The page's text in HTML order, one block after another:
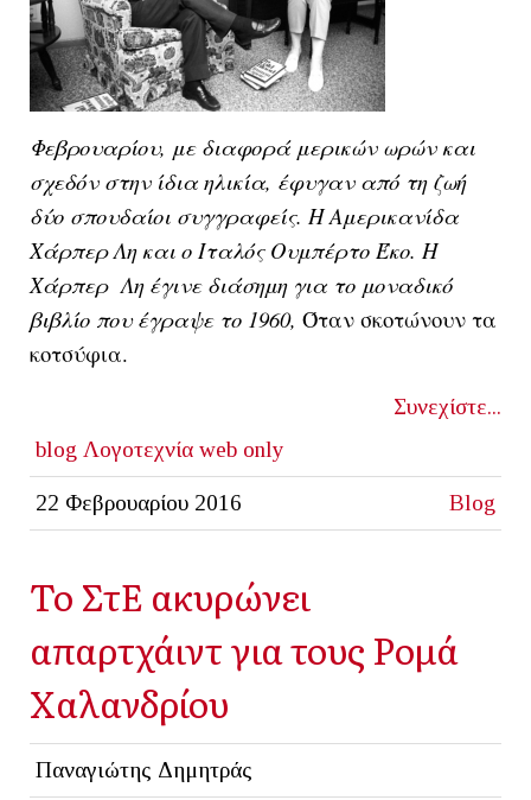
Φεβρουαρίου, με διαφορά μερικών ωρών και
σχεδόν στην ίδια ηλικία, έφυγαν από τη ζωή
δύο σπουδαίοι συγγραφείς. Η Αμερικανίδα
Χάρπερ Λη και ο Ιταλός Ουμπέρτο Έκο. Η
Χάρπερ Λη έγινε διάσημη για το μοναδικό
βιβλίο που έγραψε το 1960, Όταν σκοτώνουν τα
κοτσύφια.
Συνεχίστε...
blog Λογοτεχνία web only
22 Φεβρουαρίου 2016 Blog
Το ΣτΕ ακυρώνει
απαρτχάιντ για τους Ρομά
Χαλανδρίου
Παναγιώτης Δημητράς